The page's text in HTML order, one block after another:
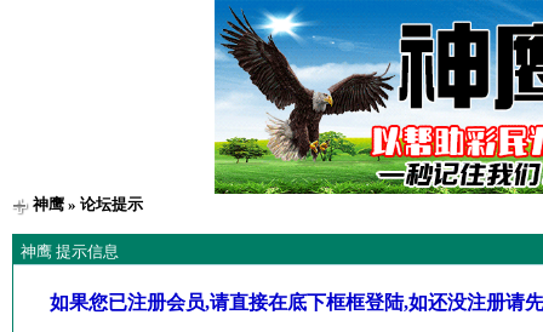
神鹰» 论坛提示
神鹰 提示信息
如果您已注册会员,请直接在底下框框登陆,如还没注册请